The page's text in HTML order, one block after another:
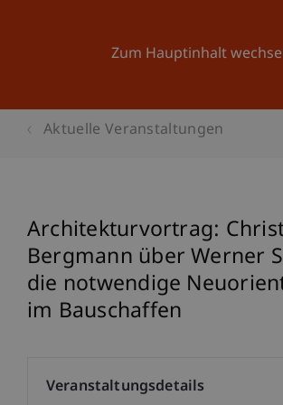
Zum Hauptinhalt
Aktuelle Veranstaltungen
Architekturvortrag:
Bergmann über Werner
die notwendige
im Bauschaffen
Veranstaltungsdetails